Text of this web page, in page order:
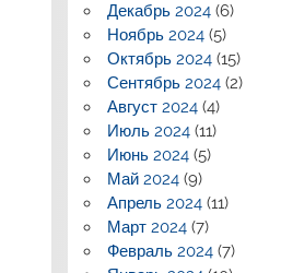
Декабрь 2024 (6)
Ноябрь 2024 (5)
Октябрь 2024 (15)
Сентябрь 2024 (2)
Август 2024 (4)
Июль 2024 (11)
Июнь 2024 (5)
Май 2024 (9)
Апрель 2024 (11)
Март 2024 (7)
Февраль 2024 (7)